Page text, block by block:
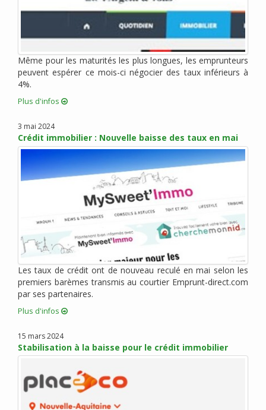
décembre 2014 (1)
novembre 2014 (1)
septembre 2014 (1)
juillet 2014 (1)
mai 2014 (2)
avril 2014 (1)
mars 2014 (2)
janvier 2014 (2)
novembre 2013 (6)
octobre 2013 (3)
septembre 2013 (3)
mai 2013 (5)
avril 2013 (6)
mars 2013 (15)
février 2013 (5)
janvier 2013 (7)
décembre 2012 (5)
octobre 2012 (10)
septembre 2012 (6)
juillet 2012 (8)
juin 2012 (3)
Même pour les maturités les plus longues, les emprunteurs
peuvent espérer ce mois-ci négocier des taux inférieurs à
4%.
Plus d'infos
3 mai 2024
Crédit immobilier : Nouvelle baisse des taux en mai
Les taux de crédit ont de nouveau reculé en mai selon les
premiers barèmes transmis au courtier Emprunt-direct.com
par ses partenaires.
Plus d'infos
15 mars 2024
Stabilisation à la baisse pour le crédit immobilier